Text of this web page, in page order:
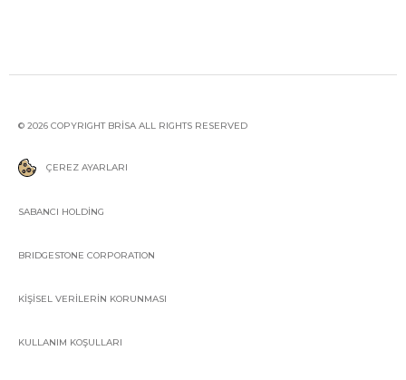
© 2026 COPYRIGHT BRİSA ALL RIGHTS RESERVED
ÇEREZ AYARLARI
SABANCI HOLDİNG
BRIDGESTONE CORPORATION
KİŞİSEL VERİLERİN KORUNMASI
KULLANIM KOŞULLARI